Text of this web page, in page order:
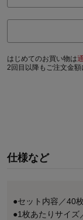
はじめてのお買い物は
2回目以降もご注文金額
仕様など
●セット内容／40
●1枚あたりサイ